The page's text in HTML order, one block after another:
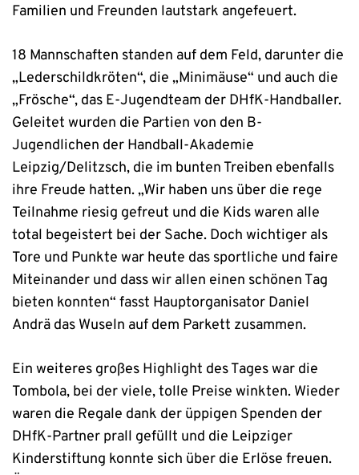
Familien und Freunden lautstark angefeuert.
18 Mannschaften standen auf dem Feld, darunter die
„Lederschildkröten“, die „Minimäuse“ und auch die
„Frösche“, das E-Jugendteam der DHfK-Handballer.
Geleitet wurden die Partien von den B-
Jugendlichen der Handball-Akademie
Leipzig/Delitzsch, die im bunten Treiben ebenfalls
ihre Freude hatten. „Wir haben uns über die rege
Teilnahme riesig gefreut und die Kids waren alle
total begeistert bei der Sache. Doch wichtiger als
Tore und Punkte war heute das sportliche und faire
Miteinander und dass wir allen einen schönen Tag
bieten konnten“ fasst Hauptorganisator Daniel
Andrä das Wuseln auf dem Parkett zusammen.
Ein weiteres großes Highlight des Tages war die
Tombola, bei der viele, tolle Preise winkten. Wieder
waren die Regale dank der üppigen Spenden der
DHfK-Partner prall gefüllt und die Leipziger
Kinderstiftung konnte sich über die Erlöse freuen.